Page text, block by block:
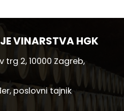
VINARSTVA HGK
trg 2, 10000 Zagreb,
poslovni tajnik